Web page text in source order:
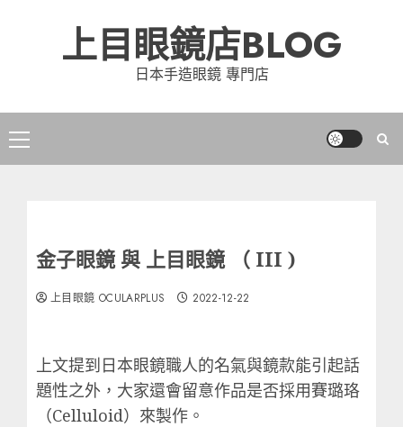
上目眼鏡店BLOG
日本手造眼鏡 專門店
Primary
Menu
金子眼鏡 與 上目眼鏡 （ III )
上目眼鏡 OCULARPLUS 2022-12-22
上文提到日本眼鏡職人的名氣與鏡款能引起話
題性之外，大家還會留意作品是否採用賽璐珞
（Celluloid）來製作。